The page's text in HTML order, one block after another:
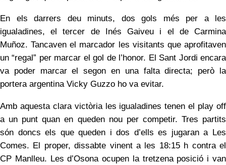
En els darrers deu minuts, dos gols més per a les
igualadines, el tercer de Inés Gaiveu i el de Carmina
Muñoz. Tancaven el marcador les visitants que aprofitaven
un “regal” per marcar el gol de l’honor. El Sant Jordi encara
va poder marcar el segon en una falta directa; però la
portera argentina Vicky Guzzo ho va evitar.
Amb aquesta clara victòria les igualadines tenen el play off
a un punt quan en queden nou per competir. Tres partits
són doncs els que queden i dos d’ells es jugaran a Les
Comes. El proper, dissabte vinent a les 18:15 h contra el
CP Manlleu. Les d’Osona ocupen la tretzena posició i van